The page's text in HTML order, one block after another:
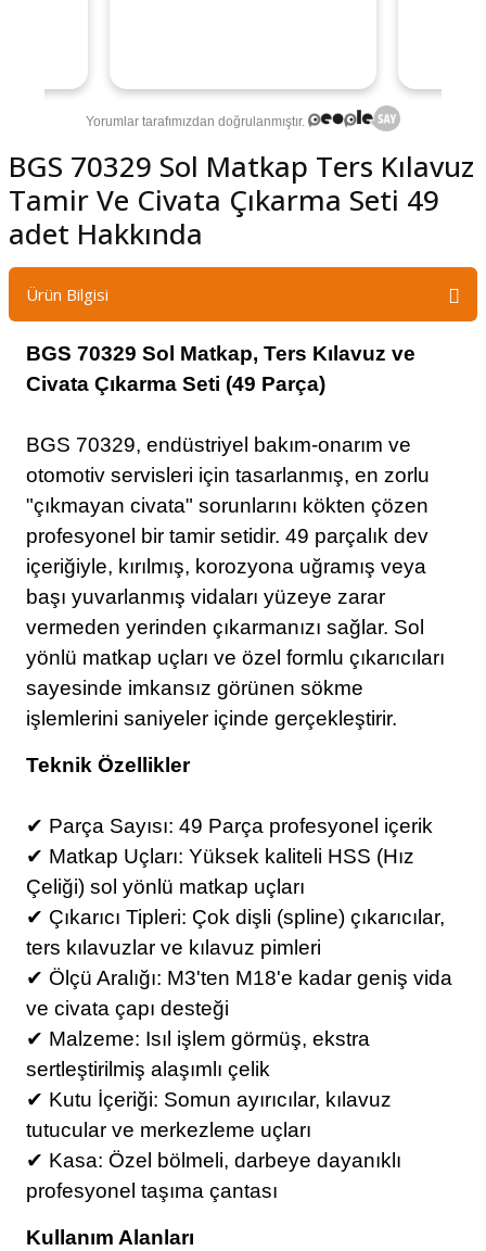
BGS 70329 Sol Matkap Ters Kılavuz
Tamir Ve Civata Çıkarma Seti 49
adet Hakkında
Ürün Bilgisi
BGS 70329 Sol Matkap, Ters Kılavuz ve
Civata Çıkarma Seti (49 Parça)
BGS 70329, endüstriyel bakım-onarım ve
otomotiv servisleri için tasarlanmış, en zorlu
"çıkmayan civata" sorunlarını kökten çözen
profesyonel bir tamir setidir. 49 parçalık dev
içeriğiyle, kırılmış, korozyona uğramış veya
başı yuvarlanmış vidaları yüzeye zarar
vermeden yerinden çıkarmanızı sağlar. Sol
yönlü matkap uçları ve özel formlu çıkarıcıları
sayesinde imkansız görünen sökme
işlemlerini saniyeler içinde gerçekleştirir.
Teknik Özellikler
✔ Parça Sayısı: 49 Parça profesyonel içerik
✔ Matkap Uçları: Yüksek kaliteli HSS (Hız
Çeliği) sol yönlü matkap uçları
✔ Çıkarıcı Tipleri: Çok dişli (spline) çıkarıcılar,
ters kılavuzlar ve kılavuz pimleri
✔ Ölçü Aralığı: M3'ten M18'e kadar geniş vida
ve civata çapı desteği
✔ Malzeme: Isıl işlem görmüş, ekstra
sertleştirilmiş alaşımlı çelik
✔ Kutu İçeriği: Somun ayırıcılar, kılavuz
tutucular ve merkezleme uçları
✔ Kasa: Özel bölmeli, darbeye dayanıklı
profesyonel taşıma çantası
Kullanım Alanları